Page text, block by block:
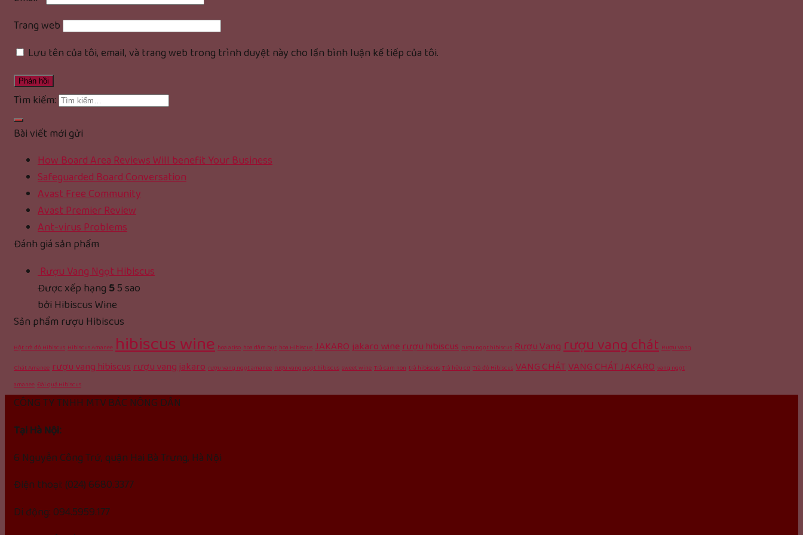
Trang web
Lưu tên của tôi, email, và trang web trong trình duyệt này cho lần bình luận kế tiếp của tôi.
Tìm kiếm:
Bài viết mới gửi
How Board Area Reviews Will benefit Your Business
Safeguarded Board Conversation
Avast Free Community
Avast Premier Review
Ant-virus Problems
Đánh giá sản phẩm
Rượu Vang Ngọt Hibiscus
Được xếp hạng 55 sao
bởi Hibiscus Wine
Sản phẩm rượu Hibiscus
Bột trà đỏ Hibiscus Hibiscus Amanee hibiscus wine hoa atiso hoa dâm bụt hoa Hibiscus JAKAROjakaro winerượu hibiscus rượu ngọt hibiscus Rượu Vangrượu vang chát Rượu Vang
Chát Amanee rượu vang hibiscusrượu vang jakaro rượu vang ngọt amanee rượu vang ngọt hibiscus sweet wine Trà cam non trà hibiscus Trà hữu cơ Trà đỏ Hibiscus VANG CHÁTVANG CHÁT JAKARO vang ngọt
amanee Đài quả Hibiscus
CÔNG TY TNHH MTV BÁC NÔNG DÂN
Tại Hà Nội:
6 Nguyễn Công Trứ, quận Hai Bà Trưng, Hà Nội
Điện thoại: (024) 6680.3377
Di động: 094.5959.177